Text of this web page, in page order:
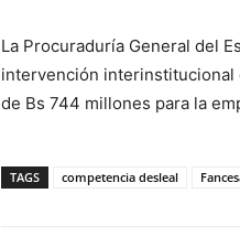
La Procuraduría General del
intervención interinstitucional
de Bs 744 millones para la
TAGS competencia desleal